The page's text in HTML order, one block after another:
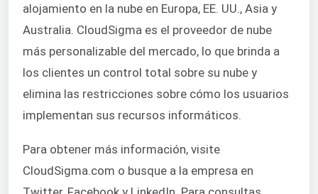
alojamiento en la nube en Europa, EE. UU., Asia y
Australia. CloudSigma es el proveedor de nube
más personalizable del mercado, lo que brinda a
los clientes un control total sobre su nube y
elimina las restricciones sobre cómo los usuarios
implementan sus recursos informáticos.
Para obtener más información, visite
CloudSigma.com o busque a la empresa en